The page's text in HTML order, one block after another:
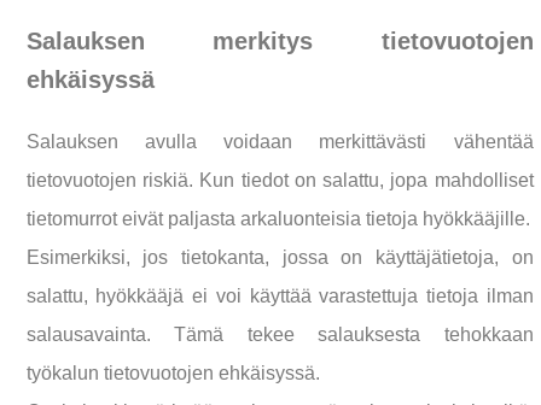
Salauksen merkitys tietovuotojen
ehkäisyssä
Salauksen avulla voidaan merkittävästi vähentää
tietovuotojen riskiä. Kun tiedot on salattu, jopa mahdolliset
tietomurrot eivät paljasta arkaluonteisia tietoja hyökkääjille.
Esimerkiksi, jos tietokanta, jossa on käyttäjätietoja, on
salattu, hyökkääjä ei voi käyttää varastettuja tietoja ilman
salausavainta. Tämä tekee salauksesta tehokkaan
työkalun tietovuotojen ehkäisyssä.